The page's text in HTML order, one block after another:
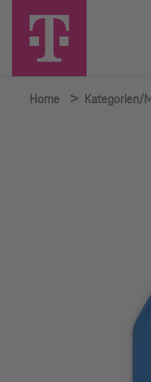
Home > Kategorien/